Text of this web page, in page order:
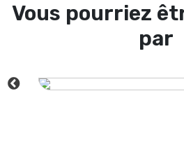
Vous pourriez
par